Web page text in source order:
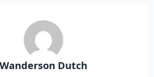
Wanderson Dutch